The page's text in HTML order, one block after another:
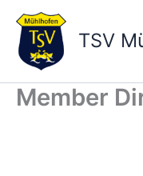
Inhalt
springen
TSV
Member